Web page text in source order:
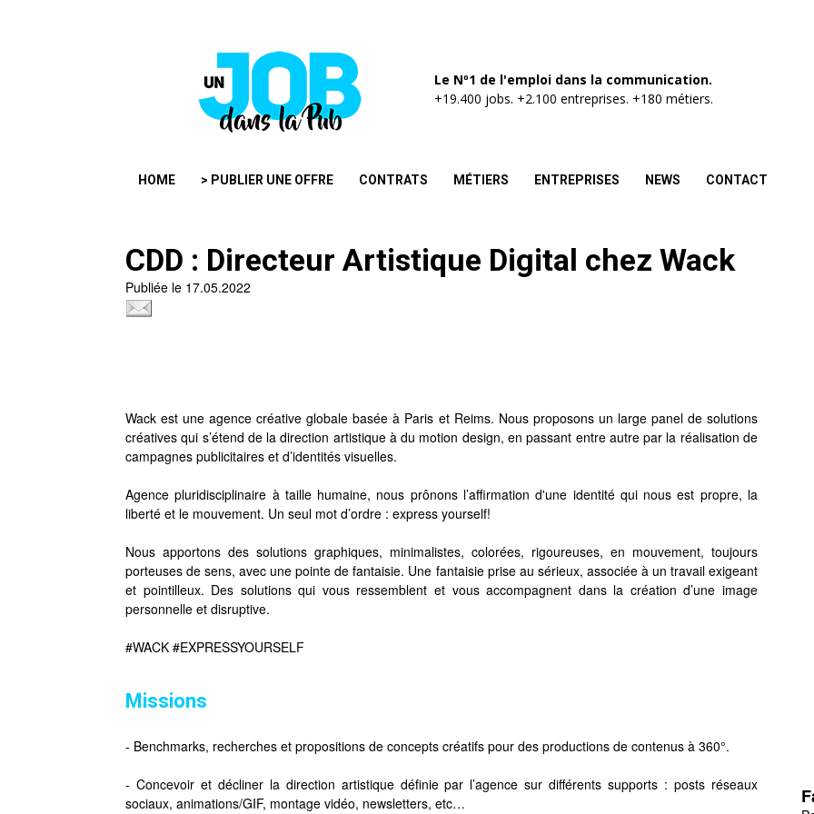
Le Nº1 de l'emploi dans la communication.
+19.400 jobs. +2.100 entreprises. +180 métiers.
HOME > PUBLIER UNE OFFRE CONTRATS MÉTIERS ENTREPRISES NEWS CONTACT
CDD : Directeur Artistique Digital chez Wack
Publiée le 17.05.2022
Wack est une agence créative globale basée à Paris et Reims. Nous proposons un large panel de solutions
créatives qui s’étend de la direction artistique à du motion design, en passant entre autre par la réalisation de
campagnes publicitaires et d’identités visuelles.
Agence pluridisciplinaire à taille humaine, nous prônons l’affirmation d'une identité qui nous est propre, la
liberté et le mouvement. Un seul mot d’ordre : express yourself!
Nous apportons des solutions graphiques, minimalistes, colorées, rigoureuses, en mouvement, toujours
porteuses de sens, avec une pointe de fantaisie. Une fantaisie prise au sérieux, associée à un travail exigeant
et pointilleux. Des solutions qui vous ressemblent et vous accompagnent dans la création d’une image
personnelle et disruptive.
#WACK #EXPRESSYOURSELF
Missions
- Benchmarks, recherches et propositions de concepts créatifs pour des productions de contenus à 360°.
- Concevoir et décliner la direction artistique définie par l’agence sur différents supports : posts réseaux
sociaux, animations/GIF, montage vidéo, newsletters, etc…